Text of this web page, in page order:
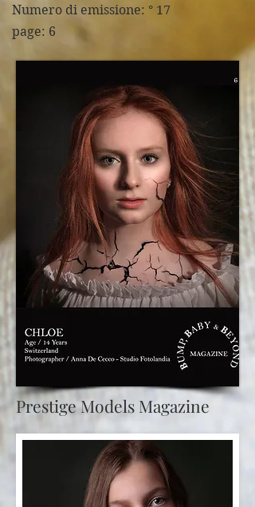
Numero di emissione: ° 17
page: 6
Prestige Models Magazine